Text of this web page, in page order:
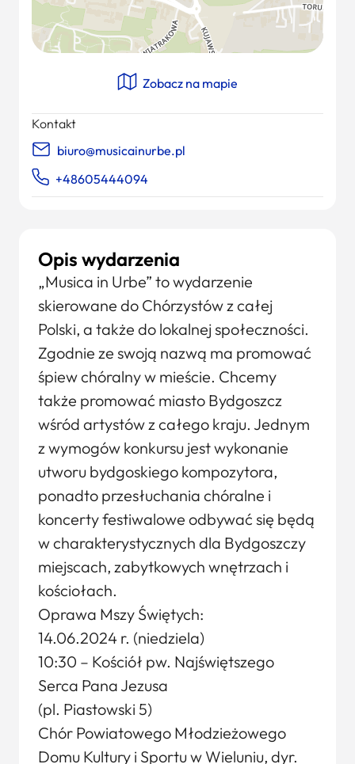
Opis wydarzenia
„Musica in Urbe” to wydarzenie
skierowane do Chórzystów z całej
Polski, a także do lokalnej społeczności.
Zgodnie ze swoją nazwą ma promować
śpiew chóralny w mieście. Chcemy
także promować miasto Bydgoszcz
wśród artystów z całego kraju. Jednym
z wymogów konkursu jest wykonanie
utworu bydgoskiego kompozytora,
ponadto przesłuchania chóralne i
koncerty festiwalowe odbywać się będą
w charakterystycznych dla Bydgoszczy
miejscach, zabytkowych wnętrzach i
kościołach.
Oprawa Mszy Świętych:
14.06.2024 r. (niedziela)
10:30 – Kościół pw. Najświętszego
Serca Pana Jezusa
(pl. Piastowski 5)
Chór Powiatowego Młodzieżowego
Domu Kultury i Sportu w Wieluniu, dyr.
Zobacz na mapie
Kontakt
biuro@musicainurbe.pl
+48605444094